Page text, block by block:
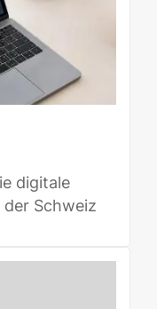
digitale
Schweiz